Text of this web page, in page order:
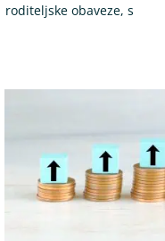
roditeljske obaveze, s